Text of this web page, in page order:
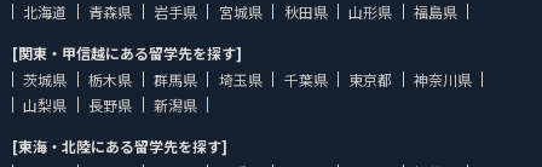
北海道
青森県 岩手県 宮城県 秋田県 山形県
福島県
[関東・甲信越にある留学先を探す]
茨城県
栃木県 群馬県 埼玉県 千葉県 東京都
神奈川県
山梨県
長野県
新潟県
[東海・北陸にある留学先を探す]